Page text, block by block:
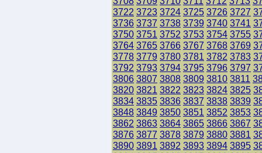
3722 3723 3724 3725 3726 3727
3736 3737 3738 3739 3740 3741
3750 3751 3752 3753 3754 3755
3764 3765 3766 3767 3768 3769
3778 3779 3780 3781 3782 3783
3792 3793 3794 3795 3796 3797
3806 3807 3808 3809 3810 3811
3820 3821 3822 3823 3824 3825
3834 3835 3836 3837 3838 3839
3848 3849 3850 3851 3852 3853
3862 3863 3864 3865 3866 3867
3876 3877 3878 3879 3880 3881
3890 3891 3892 3893 3894 3895